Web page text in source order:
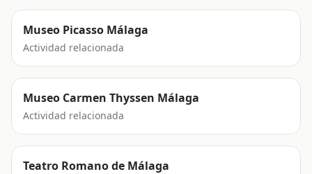
Museo Picasso Málaga
Actividad relacionada
Museo Carmen Thyssen Málaga
Actividad relacionada
Teatro Romano de Málaga